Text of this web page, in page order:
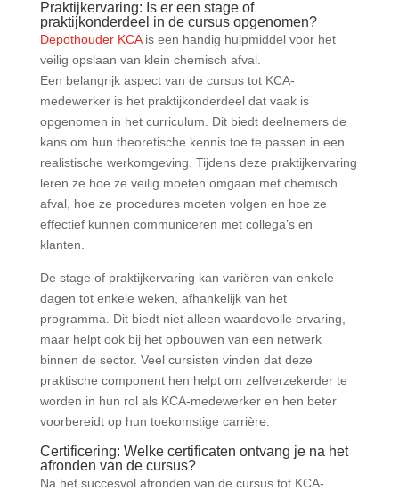
Praktijkervaring: Is er een stage of
praktijkonderdeel in de cursus opgenomen?
Depothouder KCAis een handig hulpmiddel voor het
veilig opslaan van klein chemisch afval.
Een belangrijk aspect van de cursus tot KCA-
medewerker is het praktijkonderdeel dat vaak is
opgenomen in het curriculum. Dit biedt deelnemers de
kans om hun theoretische kennis toe te passen in een
realistische werkomgeving. Tijdens deze praktijkervaring
leren ze hoe ze veilig moeten omgaan met chemisch
afval, hoe ze procedures moeten volgen en hoe ze
effectief kunnen communiceren met collega’s en
klanten.
De stage of praktijkervaring kan variëren van enkele
dagen tot enkele weken, afhankelijk van het
programma. Dit biedt niet alleen waardevolle ervaring,
maar helpt ook bij het opbouwen van een netwerk
binnen de sector. Veel cursisten vinden dat deze
praktische component hen helpt om zelfverzekerder te
worden in hun rol als KCA-medewerker en hen beter
voorbereidt op hun toekomstige carrière.
Certificering: Welke certificaten ontvang je na het
afronden van de cursus?
Na het succesvol afronden van de cursus tot KCA-